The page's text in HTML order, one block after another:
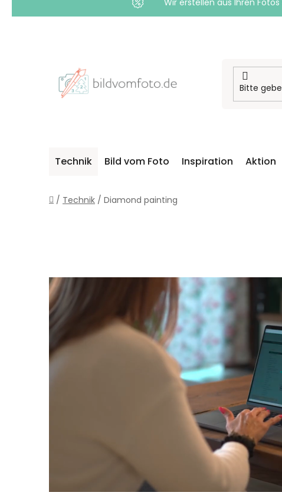
Wir erstellen aus Ihren
Technik Bild vom Foto Inspiration Aktion
Startseite
/ Technik / Diamond painting